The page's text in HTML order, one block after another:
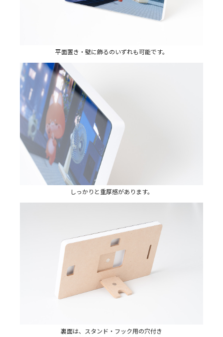
平面置き・壁に飾るのいずれも可能です。
しっかりと重厚感があります。
裏面は、スタンド・フック用の穴付き